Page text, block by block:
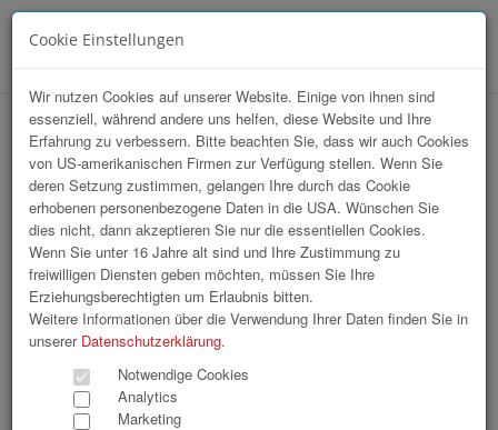
hr-lounge Ost zu Gast bei Raiffeisen
Informatik GmbH
Cookie Einstellungen
Wir nutzen Cookies auf unserer Website. Einige von ihnen sind
essenziell, während andere uns helfen, diese Website und Ihre
Erfahrung zu verbessern. Bitte beachten Sie, dass wir auch Cookies
von US-amerikanischen Firmen zur Verfügung stellen. Wenn Sie
deren Setzung zustimmen, gelangen Ihre durch das Cookie
erhobenen personenbezogene Daten in die USA. Wünschen Sie
dies nicht, dann akzeptieren Sie nur die essentiellen Cookies.
Wenn Sie unter 16 Jahre alt sind und Ihre Zustimmung zu
freiwilligen Diensten geben möchten, müssen Sie Ihre
Erziehungsberechtigten um Erlaubnis bitten.
Weitere Informationen über die Verwendung Ihrer Daten finden Sie in
unserer Datenschutzerklärung.
Notwendige Cookies
Analytics
Marketing